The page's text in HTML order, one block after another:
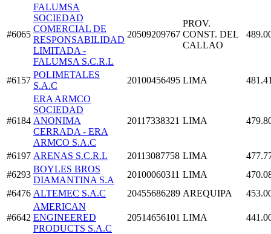
#6065
FALUMSA
SOCIEDAD
COMERCIAL DE
RESPONSABILIDAD
LIMITADA -
FALUMSA S.C.R.L
20509209767
PROV.
CONST. DEL
CALLAO
#6157
POLIMETALES
S.A.C
20100456495 LIMA
#6184
ERA ARMCO
SOCIEDAD
ANONIMA
CERRADA - ERA
ARMCO S.A.C
20117338321 LIMA
#6197 ARENAS S.C.R.L 20113087758 LIMA
#6293
BOYLES BROS
DIAMANTINA S.A
20100060311 LIMA
#6476 ALTEMEC S.A.C 20455686289 AREQUIPA
#6642
AMERICAN
ENGINEERED
PRODUCTS S.A.C
20514656101 LIMA